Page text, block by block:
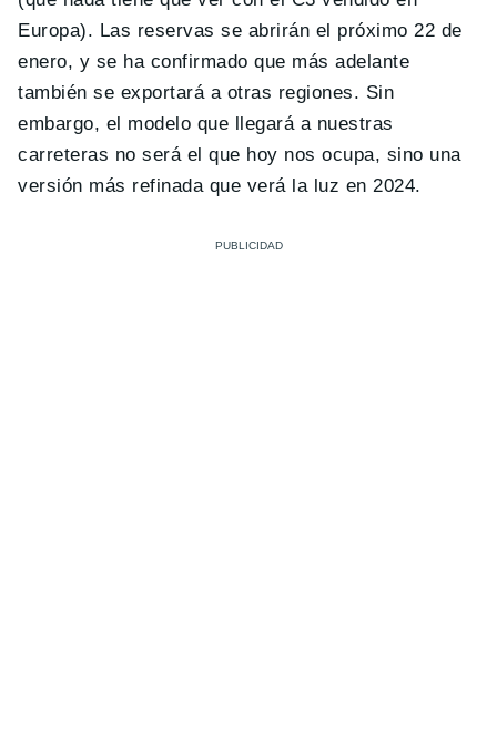
Europa). Las reservas se abrirán el próximo 22 de
enero, y se ha confirmado que más adelante
también se exportará a otras regiones. Sin
embargo, el modelo que llegará a nuestras
carreteras no será el que hoy nos ocupa, sino una
versión más refinada que verá la luz en 2024.